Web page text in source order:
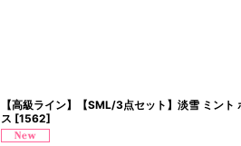
【高級ライン】【SML/3点セット】淡雪 ミン
ス [1562]